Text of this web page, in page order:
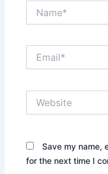
Save my name,
for the next time I